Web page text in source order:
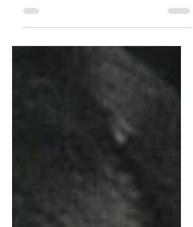
romans policiers de Michel Bouvier :
L'Emasculé du Cran-aux-Oeufs et A
l'ombre des saules.